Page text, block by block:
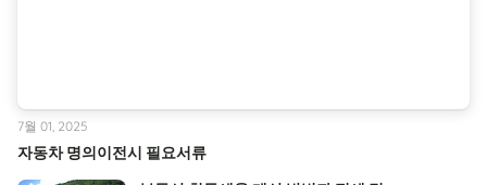
자동차 명의이전시 필요서류
7월 01, 2025